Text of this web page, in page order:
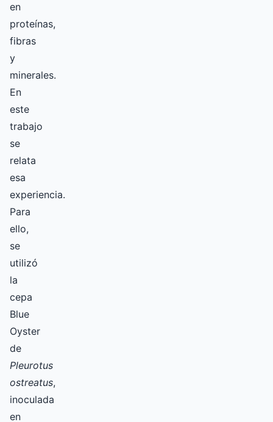
en
proteínas,
fibras
y
minerales.
En
este
trabajo
se
relata
esa
experiencia.
Para
ello,
se
utilizó
la
cepa
Blue
Oyster
de
Pleurotus
ostreatus,
inoculada
en